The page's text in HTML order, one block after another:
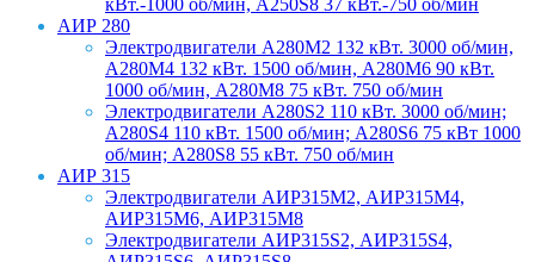
кВт.-1000 об/мин, A250S8 37 кВт.-750 об/мин
АИР 280
Электродвигатели A280M2 132 кВт. 3000 об/мин,
A280M4 132 кВт. 1500 об/мин, A280M6 90 кВт.
1000 об/мин, A280M8 75 кВт. 750 об/мин
Электродвигатели A280S2 110 кВт. 3000 об/мин;
A280S4 110 кВт. 1500 об/мин; A280S6 75 кВт 1000
об/мин; A280S8 55 кВт. 750 об/мин
АИР 315
Электродвигатели АИР315M2, АИР315M4,
АИР315M6, АИР315M8
Электродвигатели АИР315S2, АИР315S4,